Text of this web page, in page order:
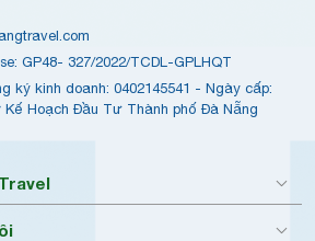
GP48- 327/2022/TCDL-GPLHQT
ký kinh doanh: 0402145541 - Ngày cấp:
Hoạch Đầu Tư Thành phố Đà Nẵng